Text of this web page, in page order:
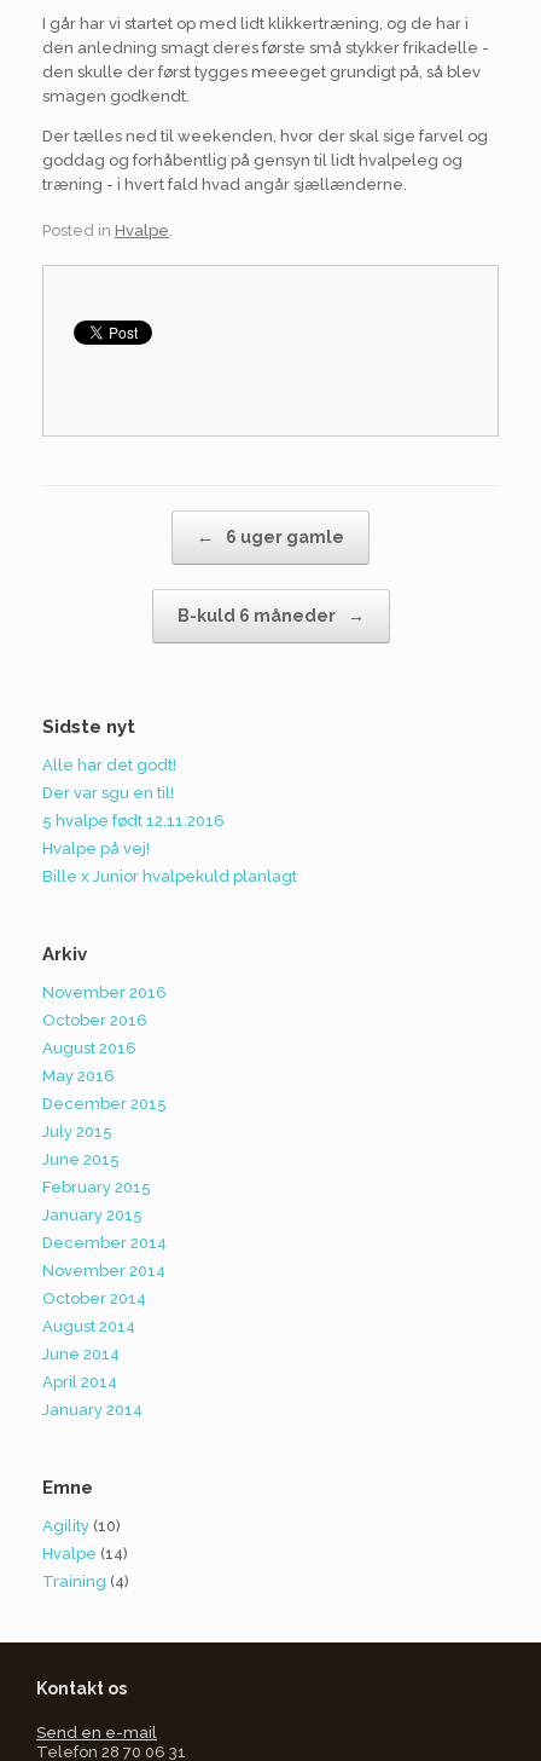
I går har vi startet op med lidt klikkertræning, og de har i
den anledning smagt deres første små stykker frikadelle -
den skulle der først tygges meeeget grundigt på, så blev
smagen godkendt.
Der tælles ned til weekenden, hvor der skal sige farvel og
goddag og forhåbentlig på gensyn til lidt hvalpeleg og
træning - i hvert fald hvad angår sjællænderne.
Posted in Hvalpe
← 6 uger gamle
B-kuld 6 måneder →
Sidste nyt
Alle har det godt!
Der var sgu en til!
5 hvalpe født 12.11.2016
Hvalpe på vej!
Bille x Junior hvalpekuld planlagt
Arkiv
November 2016
October 2016
August 2016
May 2016
December 2015
July 2015
June 2015
February 2015
January 2015
December 2014
November 2014
October 2014
August 2014
June 2014
April 2014
January 2014
Emne
Agility (10)
Hvalpe (14)
Training (4)
Kontakt os
Send en e-mail
Telefon 28 70 06 31